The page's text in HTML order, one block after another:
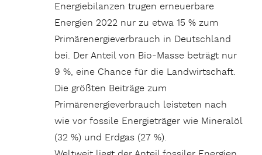
Energiebilanzen trugen erneuerbare
Energien 2022 nur zu etwa 15 % zum
Primärenergieverbrauch in Deutschland
bei. Der Anteil von Bio-Masse beträgt nur
9 %, eine Chance für die Landwirtschaft.
Die größten Beiträge zum
Primärenergieverbrauch leisteten nach
wie vor fossile Energieträger wie Mineralöl
(32 %) und Erdgas (27 %).